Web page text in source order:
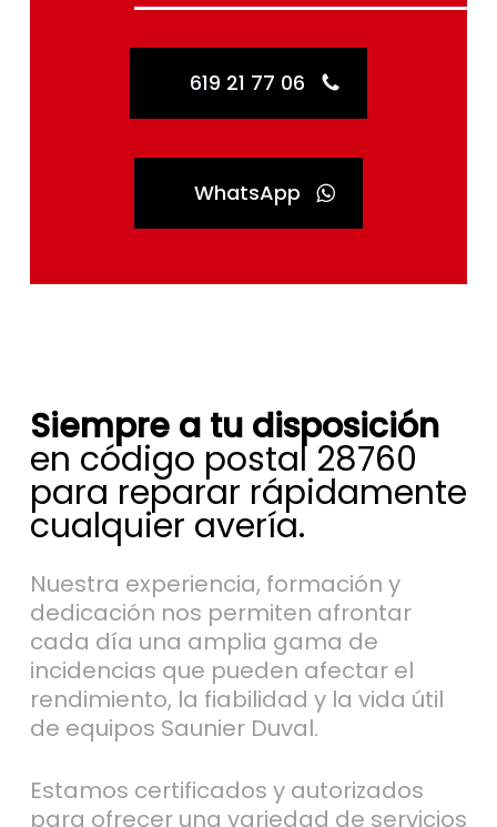
619 21 77 06
WhatsApp
Siempre a tu disposición
en código postal 28760
para reparar rápidamente
cualquier avería.
Nuestra experiencia, formación y
dedicación nos permiten afrontar
cada día una amplia gama de
incidencias que pueden afectar el
rendimiento, la fiabilidad y la vida útil
de equipos Saunier Duval.
Estamos certificados y autorizados
para ofrecer una variedad de servicios